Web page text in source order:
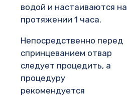
водой и настаиваются на
протяжении 1 часа.
Непосредственно перед
спринцеванием отвар
следует процедить, а
процедуру
рекомендуется